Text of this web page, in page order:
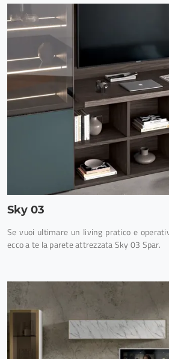
Sky 03
Se vuoi ultimare un living pratico e
ecco a te la parete attrezzata Sky 03 Spar.